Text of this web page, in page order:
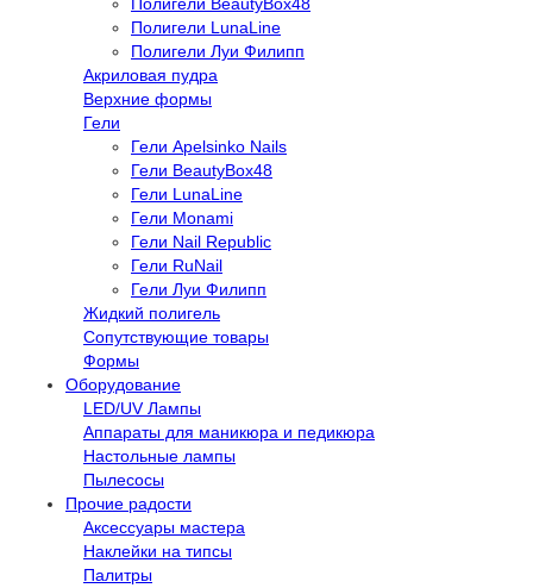
Полигели BeautyBox48
Полигели LunaLine
Полигели Луи Филипп
Акриловая пудра
Верхние формы
Гели
Гели Apelsinko Nails
Гели BeautyBox48
Гели LunaLine
Гели Monami
Гели Nail Republic
Гели RuNail
Гели Луи Филипп
Жидкий полигель
Сопутствующие товары
Формы
Оборудование
LED/UV Лампы
Аппараты для маникюра и педикюра
Настольные лампы
Пылесосы
Прочие радости
Аксессуары мастера
Наклейки на типсы
Палитры